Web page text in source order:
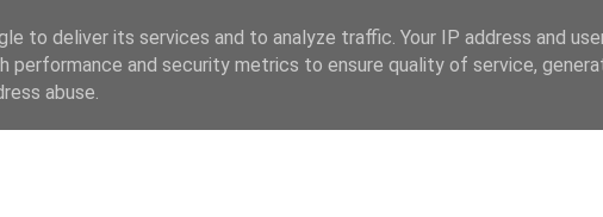
to deliver its services and to analyze traffic. Your IP address and
performance and security metrics to ensure quality of service,
abuse.